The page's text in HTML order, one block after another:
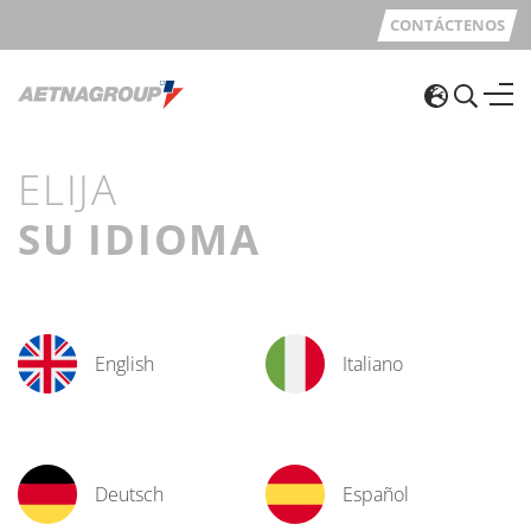
CONTÁCTENOS
ELIJA
SU IDIOMA
English Italiano
Deutsch Español